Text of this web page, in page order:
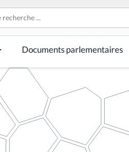
Documents parlementaires